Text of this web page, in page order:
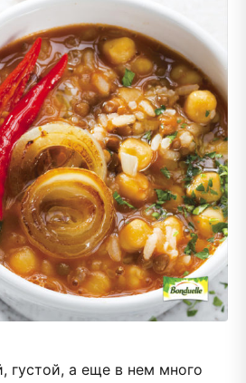
густой, а еще в нем много